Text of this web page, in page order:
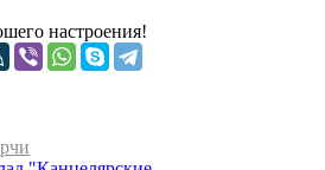
настроения!